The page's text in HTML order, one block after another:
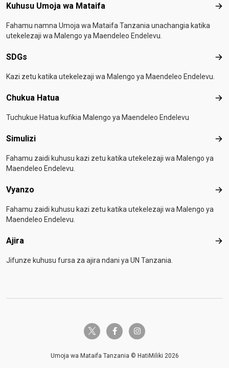
Footer menu
Kuhusu Umoja wa Mataifa
Fahamu namna Umoja wa Mataifa Tanzania unachangia katika
utekelezaji wa Malengo ya Maendeleo Endelevu.
SDGs
Kazi zetu katika utekelezaji wa Malengo ya Maendeleo Endelevu.
Chukua Hatua
Tuchukue Hatua kufikia Malengo ya Maendeleo Endelevu
Simulizi
Fahamu zaidi kuhusu kazi zetu katika utekelezaji wa Malengo ya
Maendeleo Endelevu.
Vyanzo
Fahamu zaidi kuhusu kazi zetu katika utekelezaji wa Malengo ya
Maendeleo Endelevu.
Ajira Ajira
Jifunze kuhusu fursa za ajira ndani ya UN Tanzania.
twitter-x facebook-finstagram
Umoja wa Mataifa Tanzania © HatiMiliki 2026